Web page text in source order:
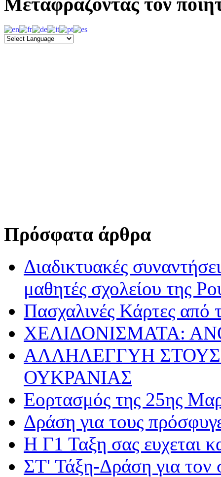
Πρόσφατα άρθρα
Διαδικτυακές
μαθητές σχολείου της
Πασχαλινές Κάρτες από
ΧΕΛΙΔΟΝΙΣΜΑΤΑ:
ΑΛΛΗΛΕΓΓΥΗ
ΟΥΚΡΑΝΙΑΣ
Εορτασμός της 25ης
Δράση για τους
Η Γ1 Ταξη σας ευχεται
ΣΤ' Τάξη-Δράση για τον